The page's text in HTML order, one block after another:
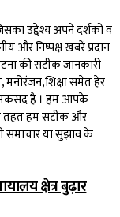
उद्देश्य अपने दर्शको व
और निष्पक्ष खबरें प्रदान
की सटीक जानकारी
समेत हेर
मकसद है । हम आपके
तहत हम सटीक और
समाचार या सुझाव के
क्षेत्र बुढ़ार